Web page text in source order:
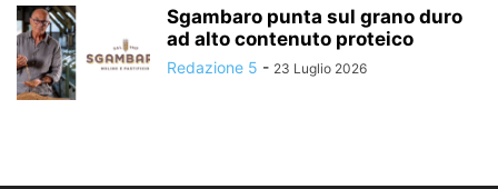
Sgambaro punta sul grano duro
ad alto contenuto proteico
Redazione 5 - 23 Luglio 2026